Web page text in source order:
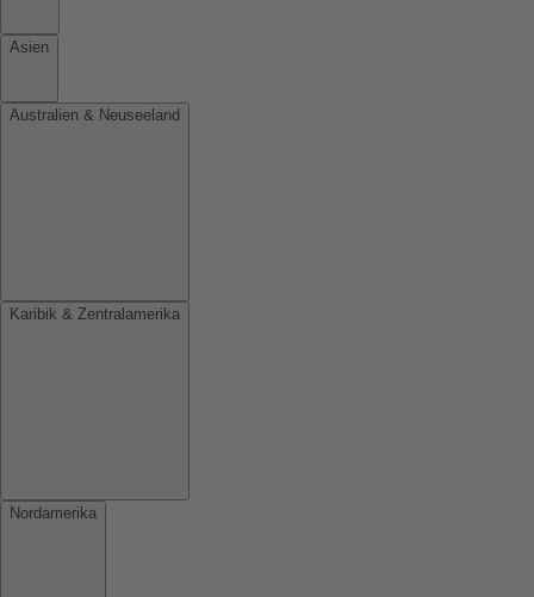
Asien
Australien & Neuseeland
Karibik & Zentralamerika
Nordamerika